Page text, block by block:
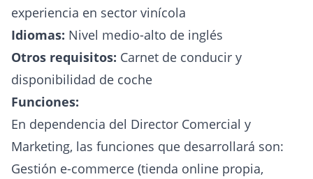
experiencia en sector vinícola
Idiomas: Nivel medio-alto de inglés
Otros requisitos: Carnet de conducir y
disponibilidad de coche
Funciones:
En dependencia del Director Comercial y
Marketing, las funciones que desarrollará son:
Gestión e-commerce (tienda online propia,